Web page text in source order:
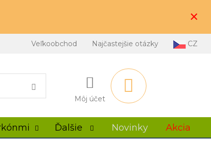
×
Veľkoobchod Najčastejšie otázky CZ
Môj účet
Ďalšie Novinky Akcia